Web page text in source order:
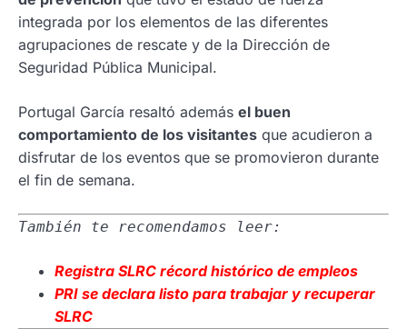
integrada por los elementos de las diferentes
agrupaciones de rescate y de la Dirección de
Seguridad Pública Municipal.
Portugal García resaltó además el buen
comportamiento de los visitantes que acudieron a
disfrutar de los eventos que se promovieron durante
el fin de semana.
También te recomendamos leer:
Registra SLRC récord histórico de empleos
PRI se declara listo para trabajar y recuperar
SLRC